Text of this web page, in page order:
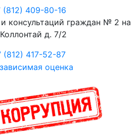
(812) 409-80-16
консультаций граждан № 2 на
д. 7/2
(812) 417-52-87